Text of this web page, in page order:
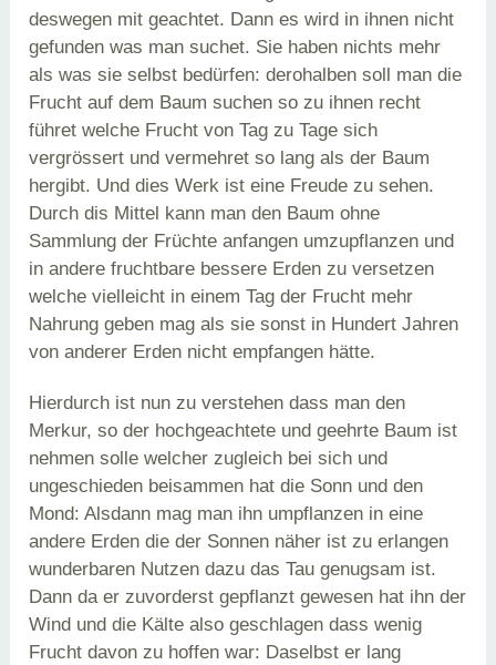
deswegen mit geachtet. Dann es wird in ihnen nicht
gefunden was man suchet. Sie haben nichts mehr
als was sie selbst bedürfen: derohalben soll man die
Frucht auf dem Baum suchen so zu ihnen recht
führet welche Frucht von Tag zu Tage sich
vergrössert und vermehret so lang als der Baum
hergibt. Und dies Werk ist eine Freude zu sehen.
Durch dis Mittel kann man den Baum ohne
Sammlung der Früchte anfangen umzupflanzen und
in andere fruchtbare bessere Erden zu versetzen
welche vielleicht in einem Tag der Frucht mehr
Nahrung geben mag als sie sonst in Hundert Jahren
von anderer Erden nicht empfangen hätte.
Hierdurch ist nun zu verstehen dass man den
Merkur, so der hochgeachtete und geehrte Baum ist
nehmen solle welcher zugleich bei sich und
ungeschieden beisammen hat die Sonn und den
Mond: Alsdann mag man ihn umpflanzen in eine
andere Erden die der Sonnen näher ist zu erlangen
wunderbaren Nutzen dazu das Tau genugsam ist.
Dann da er zuvorderst gepflanzt gewesen hat ihn der
Wind und die Kälte also geschlagen dass wenig
Frucht davon zu hoffen war: Daselbst er lang